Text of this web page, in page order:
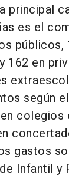
principal
es el
públicos,
162 en
según
colegios
gastos
Infantil y